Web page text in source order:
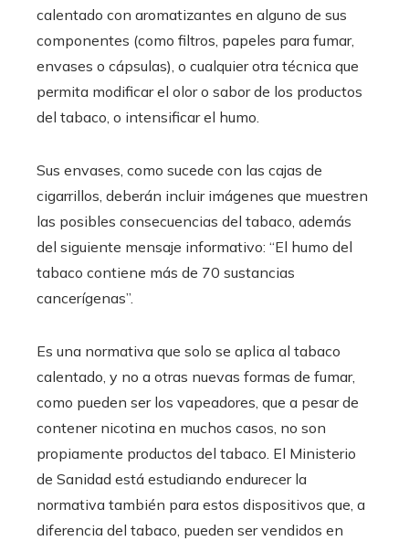
calentado con aromatizantes en alguno de sus
componentes (como filtros, papeles para fumar,
envases o cápsulas), o cualquier otra técnica que
permita modificar el olor o sabor de los productos
del tabaco, o intensificar el humo.
Sus envases, como sucede con las cajas de
cigarrillos, deberán incluir imágenes que muestren
las posibles consecuencias del tabaco, además
del siguiente mensaje informativo: “El humo del
tabaco contiene más de 70 sustancias
cancerígenas”.
Es una normativa que solo se aplica al tabaco
calentado, y no a otras nuevas formas de fumar,
como pueden ser los vapeadores, que a pesar de
contener nicotina en muchos casos, no son
propiamente productos del tabaco. El Ministerio
de Sanidad está estudiando endurecer la
normativa también para estos dispositivos que, a
diferencia del tabaco, pueden ser vendidos en